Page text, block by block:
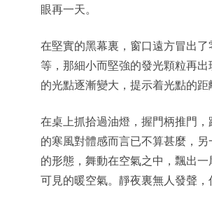
眼再一天。
在堅實的黑幕裏，窗口遠方冒出
等，那細小而堅強的發光顆粒再
的光點逐漸變大，提示着光點的距
在桌上抓拾過油燈，握門柄推門
的寒風對體感而言已不算甚麼，
的形態，舞動在空氣之中，飄出
可見的暖空氣。靜夜裏無人發聲